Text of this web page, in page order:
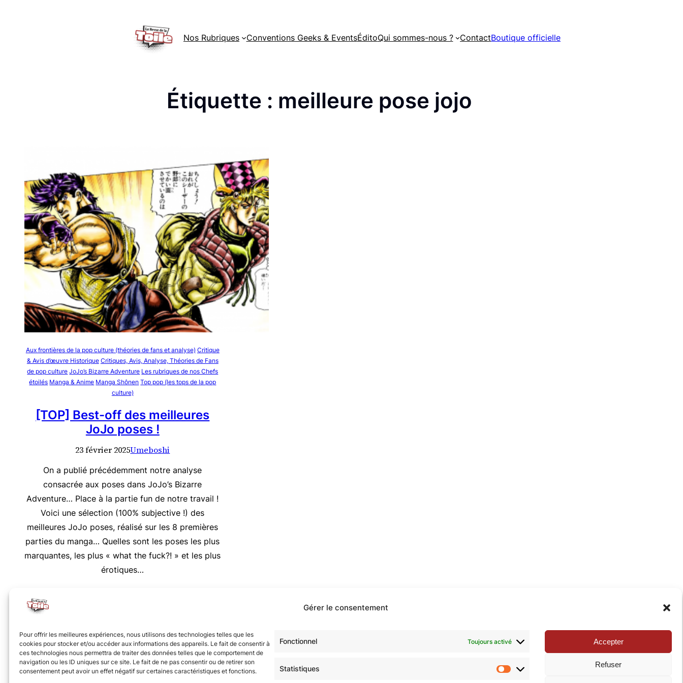
Gérer le consentement
Pour offrir les meilleures expériences, nous utilisons des technologies telles que les
cookies pour stocker et/ou accéder aux informations des appareils. Le fait de consentir à
ces technologies nous permettra de traiter des données telles que le comportement de
navigation ou les ID uniques sur ce site. Le fait de ne pas consentir ou de retirer son
consentement peut avoir un effet négatif sur certaines caractéristiques et fonctions.
Fonctionnel Toujours activé
Statistiques
Accepter
Refuser
Nos Rubriques Conventions Geeks & EventsÉditoQui sommes-nous ? ContactBoutique officielle
Étiquette : meilleure pose jojo
Aux frontières de la pop culture (théories de fans et analyse) Critique
& Avis d’œuvre Historique Critiques, Avis, Analyse, Théories de Fans
de pop culture JoJo’s Bizarre Adventure Les rubriques de nos Chefs
étoilés Manga & Anime Manga Shônen Top pop (les tops de la pop
culture)
[TOP] Best-off des meilleures
JoJo poses !
23 février 2025Umeboshi
On a publié précédemment notre analyse
consacrée aux poses dans JoJo’s Bizarre
Adventure… Place à la partie fun de notre travail !
Voici une sélection (100% subjective !) des
meilleures JoJo poses, réalisé sur les 8 premières
parties du manga… Quelles sont les poses les plus
marquantes, les plus « what the fuck?! » et les plus
érotiques…
sur tous nos réseaux !